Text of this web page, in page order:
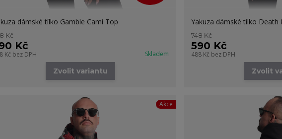
dámské tílko Gamble Cami Top
Kč
Kč
Kč bez DPH Skladem
Zvolit variantu
Yakuza dámské tílko Death
748 Kč
590 Kč
488 Kč bez DPH
Zvolit
Akce